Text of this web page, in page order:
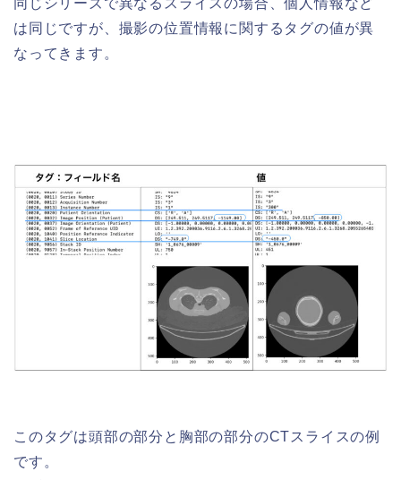
同じシリーズで異なるスライスの場合、個人情報など
は同じですが、撮影の位置情報に関するタグの値が異
なってきます。
このタグは頭部の部分と胸部の部分のCTスライスの例
です。